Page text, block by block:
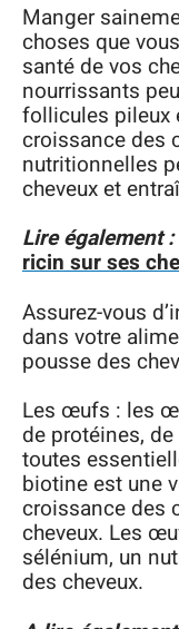
Manger
choses que
santé de vos
nourrissants
follicules pileux
croissance des
nutritionnelles
cheveux et
Lire également :
ricin sur ses
Assurez-vous
dans votre
pousse des
Les œufs : les
de protéines,
toutes
biotine est une
croissance des
cheveux. Les
sélénium, un
des cheveux.